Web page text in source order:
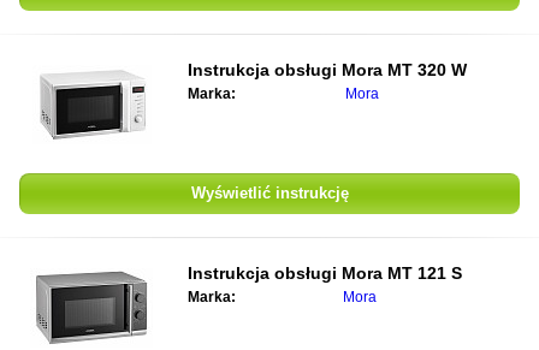
Instrukcja obsługi Mora MT 320 W
Marka: Mora
Wyświetlić instrukcję
Instrukcja obsługi Mora MT 121 S
Marka: Mora